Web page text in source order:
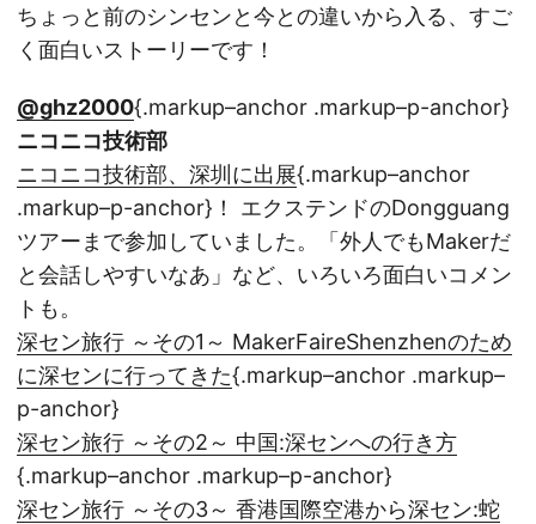
ちょっと前のシンセンと今との違いから入る、すご
く面白いストーリーです！
@ghz2000{.markup–anchor .markup–p-anchor}
ニコニコ技術部
ニコニコ技術部、深圳に出展{.markup–anchor
.markup–p-anchor}！ エクステンドのDongguang
ツアーまで参加していました。「外人でもMakerだ
と会話しやすいなあ」など、いろいろ面白いコメン
トも。
深セン旅行 ～その1～ MakerFaireShenzhenのため
に深センに行ってきた{.markup–anchor .markup–
p-anchor}
深セン旅行 ～その2～ 中国:深センへの行き方
{.markup–anchor .markup–p-anchor}
深セン旅行 ～その3～ 香港国際空港から深セン:蛇